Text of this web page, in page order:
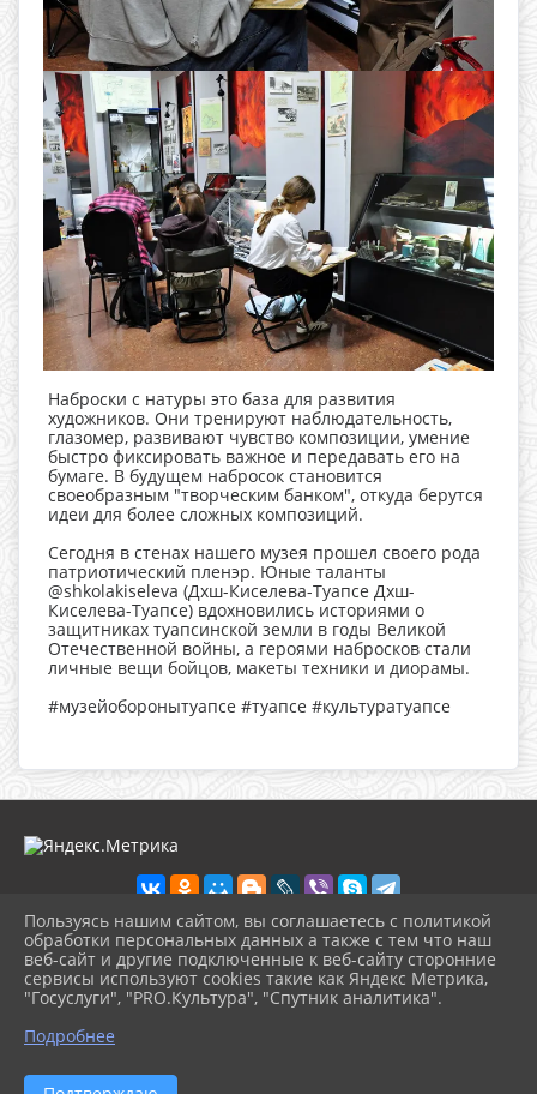
Наброски с натуры это база для развития
художников. Они тренируют наблюдательность,
глазомер, развивают чувство композиции, умение
быстро фиксировать важное и передавать его на
бумаге. В будущем набросок становится
своеобразным "творческим банком", откуда берутся
идеи для более сложных композиций.
Сегодня в стенах нашего музея прошел своего рода
патриотический пленэр. Юные таланты
@shkolakiseleva (Дхш-Киселева-Туапсе Дхш-
Киселева-Туапсе) вдохновились историями о
защитниках туапсинской земли в годы Великой
Отечественной войны, а героями набросков стали
личные вещи бойцов, макеты техники и диорамы.
#музейоборонытуапсе #туапсе #культуратуапсе
2026 г. ikmot.kulturatuapse.ru
Вход
Карта сайта
Политика обработки персональных данных
Сделано на KubCMS
Пользуясь нашим сайтом, вы соглашаетесь с политикой
обработки персональных данных а также с тем что наш
веб-сайт и другие подключенные к веб-сайту сторонние
сервисы используют cookies такие как Яндекс Метрика,
"Госуслуги", "PRO.Культура", "Спутник аналитика".
Подробнее